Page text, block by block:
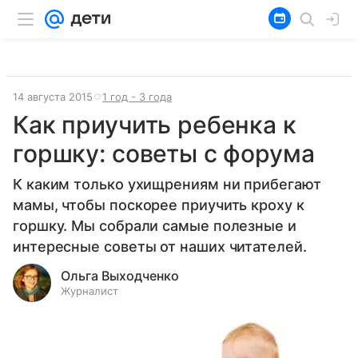
14 августа 2015 1 год - 3 года
Как приучить ребенка к
горшку: советы с форума
К каким только ухищрениям ни прибегают
мамы, чтобы поскорее приучить кроху к
горшку. Мы собрали самые полезные и
интересные советы от наших читателей.
Ольга Выходченко
Журналист